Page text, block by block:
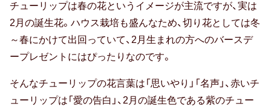
卒寿祝い
白寿祝い
還暦祝い
古希祝い
チューリップは春の花というイメージが主流ですが、実は
2月の誕生花。ハウス栽培も盛んなため、切り花としては冬
～春にかけて出回っていて、2月生まれの方へのバースデ
ープレゼントにはぴったりなのです。
そんなチューリップの花言葉は「思いやり」「名声」、赤いチ
ューリップは「愛の告白」、2月の誕生色である紫のチュー